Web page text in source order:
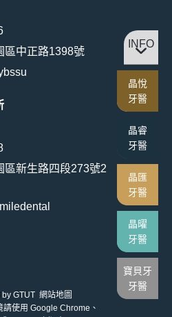
區中正路1398號
區新生路四段273號2
by GTUT 網站地圖
使用 Google Chrome、
INFO
晶悅
牙醫
晶睿
牙醫
晶匯
牙醫
晶曜
牙醫
寶貝牙
牙醫